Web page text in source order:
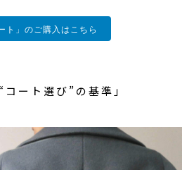
ト」のご購入はこちら
コート選び”の基準」